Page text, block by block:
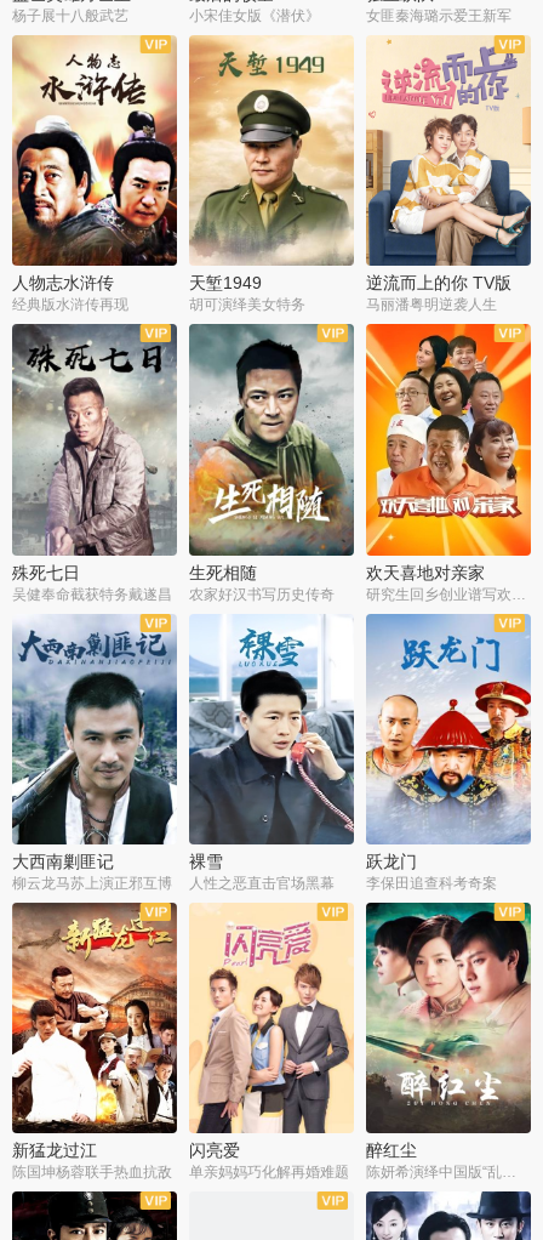
杨子展十八般武艺 小宋佳女版《潜伏》
女匪秦海璐示爱王新军
全40集
人物志水浒传
经典版水浒传再现
全30集
天堑1949
胡可演绎美女特务
全43集
逆流而上的你 TV版
马丽潘粤明逆袭人生
全34集
殊死七日
吴健奉命截获特务戴遂昌
全21集
生死相随
农家好汉书写历史传奇
全35集
欢天喜地对亲家
大西南剿匪记
柳云龙马苏上演正邪互博
全21集
裸雪
人性之恶直击官场黑幕
全30集
跃龙门
李保田追查科考奇案
全36集
新猛龙过江
陈国坤杨蓉联手热血抗敌
全37集
闪亮爱
单亲妈妈巧化解再婚难题
全30集
醉红尘
陈妍希演绎中国版“乱世佳人”
全30集
全30集